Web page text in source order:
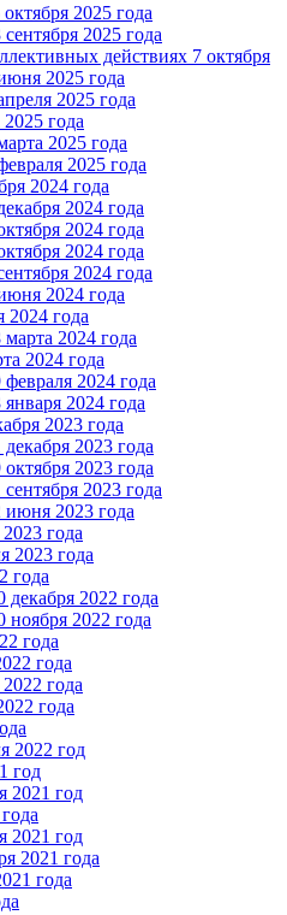
2025 года
2025 года
действиях 7 октября
2025 года
2025 года
года
2025 года
2025 года
2024 года
2024 года
2024 года
2024 года
2024 года
2024 года
года
2024 года
2024 года
2024 года
2024 года
2023 года
2023 года
2023 года
2023 года
2023 года
года
2023 года
года
2022 года
2022 года
года
года
года
года
2022 год
год
2021 год
2021 год
2021 года
года